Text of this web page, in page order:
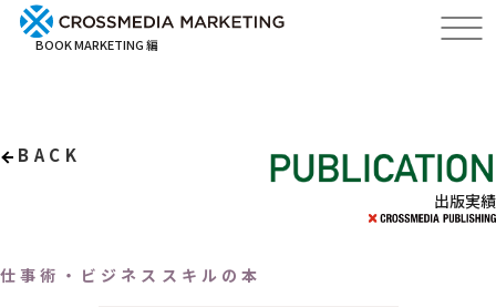
BOOK MARKETING 編
BACK
出版実績
仕事術・ビジネススキルの本